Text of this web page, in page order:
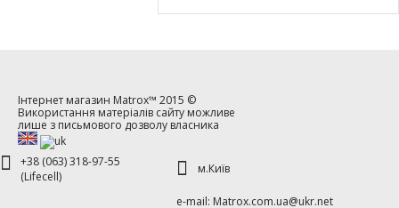
Інтернет магазин Matrox™ 2015 ©
Використання матеріалів сайту можливе
лише з письмового дозволу власника
+38 (063) 318-97-55
(Lifecell)
м.Київ
е-mаil: Matrox.com.ua@ukr.net